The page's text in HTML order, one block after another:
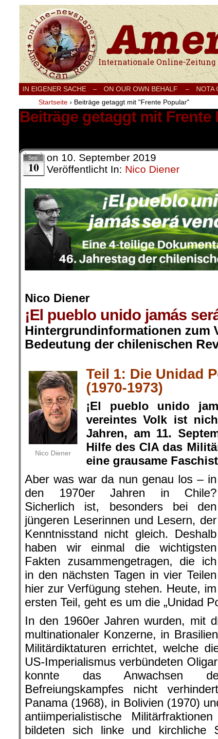
Internationale Onlinezeitung für Frieden,
IN EIGENER SACHE – ON OUR OWN BEHALF –
NOTA
Startseite › Beiträge getaggt mit "Frente Popular"
Beiträge getaggt mit Frente
Sep.
10
on 10. September 2019
Veröffentlicht In: Nico Diener
Nico Diener
¡El pueblo unido jamás
Hintergrundinformationen zum
Bedeutung der chilenischen
Nico Diener
Teil 1: Die Unidad
(1970-1973)
¡El pueblo unido
vereintes Volk ist
Jahren, am 11.
Hilfe des CIA das
eine grausame
Aber was war da nun genau los – in
den 1970er Jahren in Chile?
Sicherlich ist, besonders bei den
jüngeren Leserinnen und Lesern, der
Kenntnisstand nicht gleich. Deshalb
haben wir einmal die wichtigsten
Fakten zusammengetragen, die ich
in den nächsten Tagen in vier Teilen
hier zur Verfügung stehen. Heute, im
ersten Teil, geht es um die „Unidad
In den 1960er Jahren wurden, mit
multinationaler Konzerne, in
Militärdiktaturen errichtet, welche
US-Imperialismus verbündeten
konnte das Anwachsen des
Befreiungskampfes nicht
Panama (1968), in Bolivien (1970)
antiimperialistische
bildeten sich linke und kirchliche